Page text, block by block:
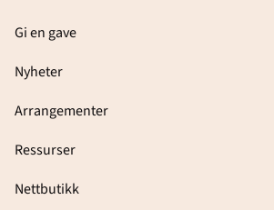
Gi en gave
Nyheter
Arrangementer
Ressurser
Nettbutikk